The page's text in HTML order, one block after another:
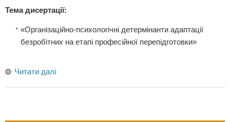
Тема дисертації:
«Організаційно-психологічні детермінанти адаптації
безробітних на етапі професійної перепідготовки»
Читати далі